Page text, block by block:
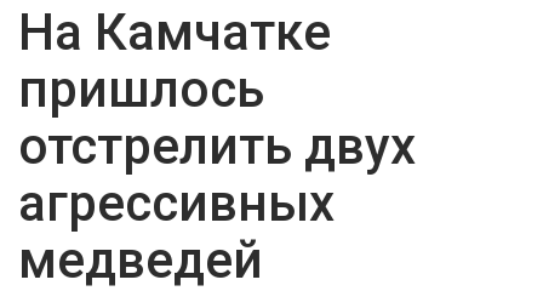
На Камчатке
пришлось
отстрелить двух
агрессивных
медведей